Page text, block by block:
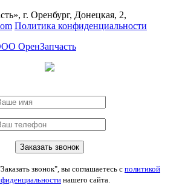
г. Оренбург, Донецкая, 2,
Политика конфиденциальности
ОренЗапчасть
звонок", вы соглашаетесь с политикой
нашего сайта.